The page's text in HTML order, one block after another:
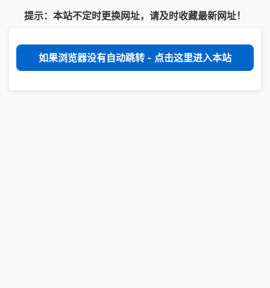
提示：本站不定时更换网址，请及时收藏最新网址！
如果浏览器没有自动跳转 - 点击这里进入本站